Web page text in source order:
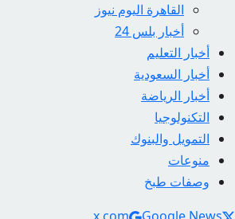
القاهرة اليوم نيوز
أخبار بلس 24
أخبار التعليم
أخبار السعودية
أخبار الرياضة
التكنولوجيا
التمويل والبنوك
منوعات
وصفات طبخ
Social Links